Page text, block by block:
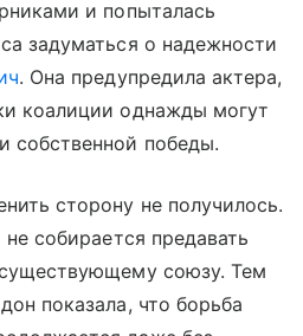
и попыталась
задуматься о надежности
. Она предупредила актера,
коалиции однажды могут
собственной победы.
сторону не получилось.
собирается предавать
союзу. Тем
показала, что борьба